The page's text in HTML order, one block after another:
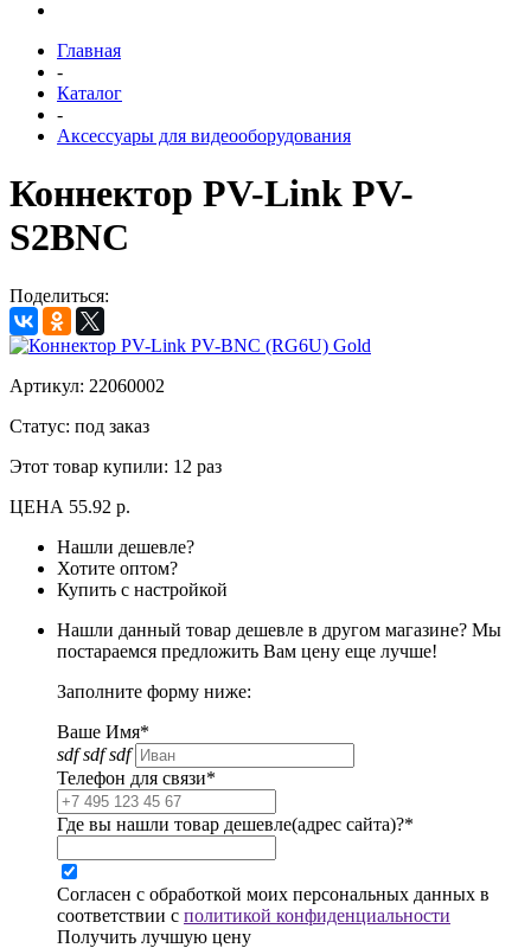
Главная
-
Каталог
-
Аксессуары для видеооборудования
Коннектор PV-Link PV-
S2BNC
Поделиться:
Артикул: 22060002
Статус: под заказ
Этот товар купили: 12 раз
ЦЕНА 55.92 р.
Нашли дешевле?
Хотите оптом?
Купить с настройкой
Нашли данный товар дешевле в другом магазине? Мы
постараемся предложить Вам цену еще лучше!
Заполните форму ниже:
Ваше Имя*
sdf sdf sdf
Телефон для связи*
Где вы нашли товар дешевле(адрес сайта)?*
Согласен с обработкой моих персональных данных в
соответствии с политикой конфиденциальности
Получить лучшую цену